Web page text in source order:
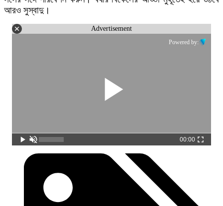
আরও সুস্বাদু।
Advertisement
Powered by:
00:00